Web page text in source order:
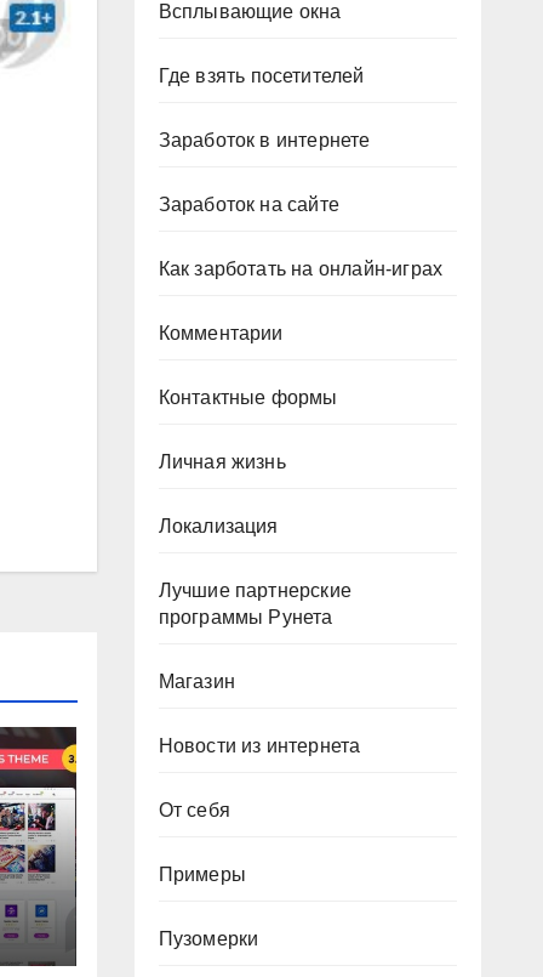
Всплывающие окна
Где взять посетителей
Заработок в интернете
Заработок на сайте
Как зарботать на онлайн-играх
Комментарии
Контактные формы
Личная жизнь
Локализация
Лучшие партнерские
программы Рунета
Магазин
Новости из интернета
От себя
Примеры
Пузомерки